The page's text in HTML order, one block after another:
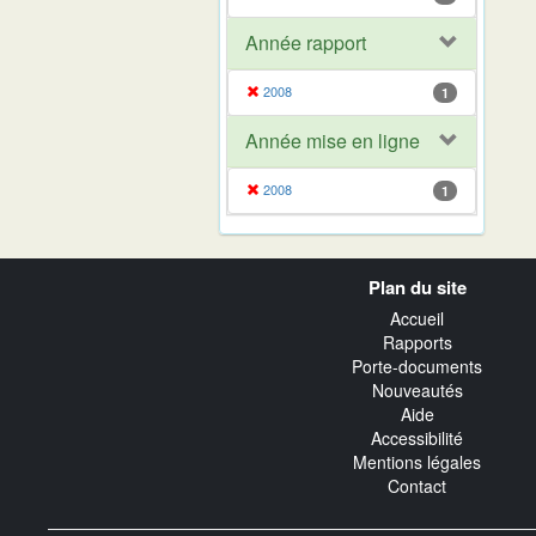
Année rapport
2008 1
Année mise en ligne
2008 1
Plan du site
Accueil
Rapports
Porte-documents
Nouveautés
Aide
Accessibilité
Mentions légales
Contact